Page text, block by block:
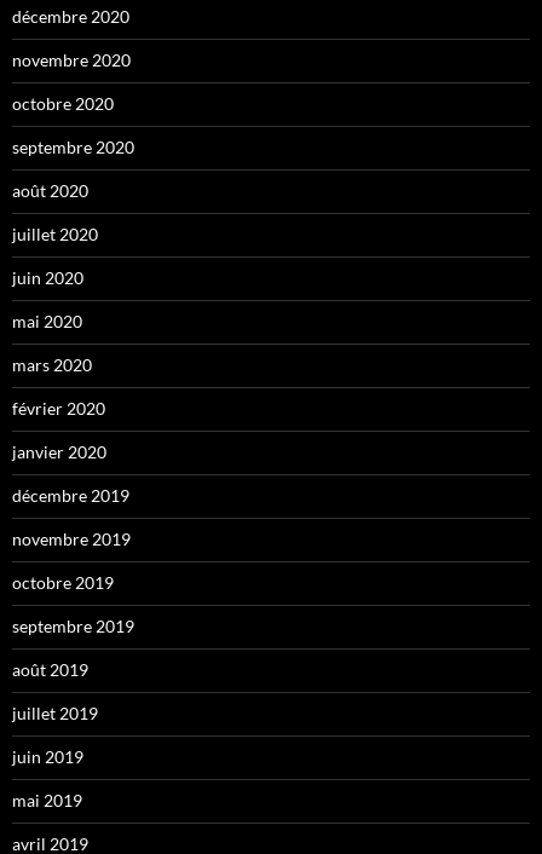
décembre 2020
novembre 2020
octobre 2020
septembre 2020
août 2020
juillet 2020
juin 2020
mai 2020
mars 2020
février 2020
janvier 2020
décembre 2019
novembre 2019
octobre 2019
septembre 2019
août 2019
juillet 2019
juin 2019
mai 2019
avril 2019